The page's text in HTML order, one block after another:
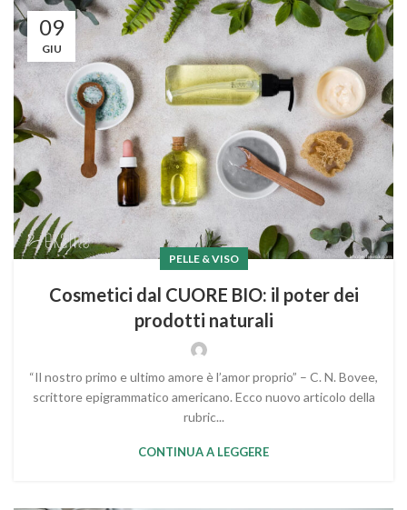
09
GIU
PELLE & VISO
Cosmetici dal CUORE BIO: il poter dei
prodotti naturali
“Il nostro primo e ultimo amore è l’amor proprio” – C. N. Bovee,
scrittore epigrammatico americano. Ecco nuovo articolo della
rubric...
CONTINUA A LEGGERE